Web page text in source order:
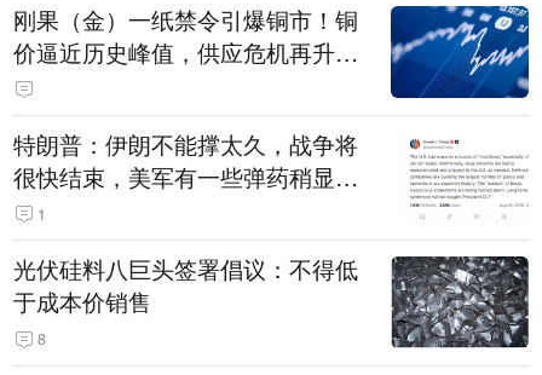
刚果（金）一纸禁令引爆铜市！铜
价逼近历史峰值，供应危机再升
级？
特朗普：伊朗不能撑太久，战争将
很快结束，美军有一些弹药稍显紧
张！伊朗公布拟议的海峡管理文本
1
光伏硅料八巨头签署倡议：不得低
于成本价销售
8